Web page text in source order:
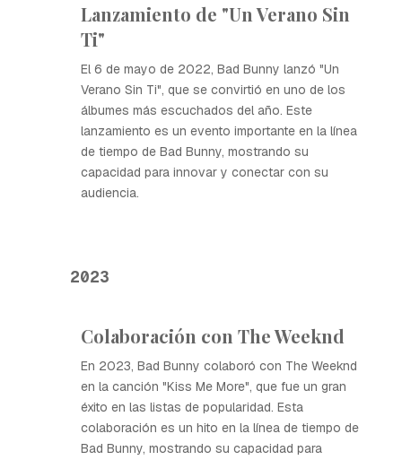
Lanzamiento de "Un Verano Sin
Ti"
El 6 de mayo de 2022, Bad Bunny lanzó "Un
Verano Sin Ti", que se convirtió en uno de los
álbumes más escuchados del año. Este
lanzamiento es un evento importante en la línea
de tiempo de Bad Bunny, mostrando su
capacidad para innovar y conectar con su
audiencia.
2023
Colaboración con The Weeknd
En 2023, Bad Bunny colaboró con The Weeknd
en la canción "Kiss Me More", que fue un gran
éxito en las listas de popularidad. Esta
colaboración es un hito en la línea de tiempo de
Bad Bunny, mostrando su capacidad para